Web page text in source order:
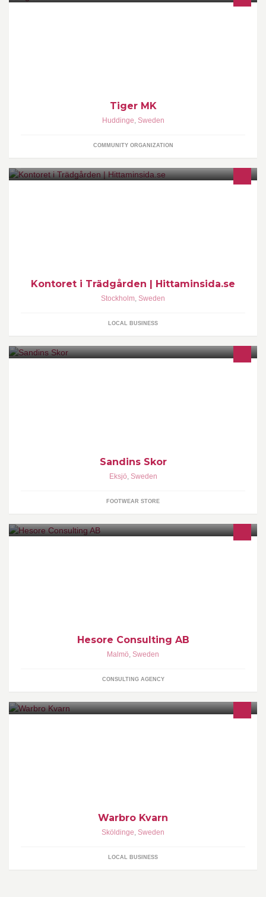
Tiger MK
Huddinge, Sweden
COMMUNITY ORGANIZATION
Kontoret i Trädgården | Hittaminsida.se
Stockholm, Sweden
LOCAL BUSINESS
Sandins Skor
Eksjö, Sweden
FOOTWEAR STORE
Hesore Consulting AB
Malmö, Sweden
CONSULTING AGENCY
Warbro Kvarn
Sköldinge, Sweden
LOCAL BUSINESS